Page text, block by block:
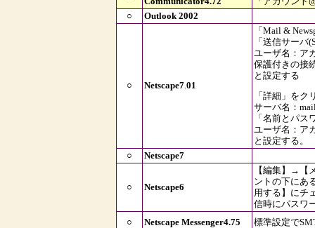
○
Outlook 2002
○ Netscape7.01
「Mail &
「送信サーバ
ユーザ名：
保護付きの
と設定する
「詳細」を
サーバ名：
「名前とパス
ユーザ名：
と設定する。
○
Netscape7
○ Netscape6
【編集】→【
ントの下にあ
用する】にチ
信時にパスワ
○
Netscape Messenger4.75 標準設定で